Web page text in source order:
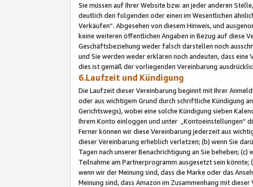
Sie müssen auf Ihrer Website bzw. an jeder anderen
deutlich den folgenden oder einen im Wesentlichen
Verkäufen“. Abgesehen von diesem Hinweis, und
keine weiteren öffentlichen Angaben in Bezug auf diese
Geschäftsbeziehung weder falsch darstellen noch
und Sie werden weder erklären noch andeuten, dass
dies ist gemäß der vorliegenden Vereinbarung
6.Laufzeit und Kündigung
Die Laufzeit dieser Vereinbarung beginnt mit Ihrer
oder aus wichtigem Grund durch schriftliche Kündigung
Gerichtswegs), wobei eine solche Kündigung sieben
Ihrem Konto einloggen und unter „Kontoeinstellungen“
Ferner können wir diese Vereinbarung jederzeit aus
dieser Vereinbarung erheblich verletzen; (b) wenn Sie
Tagen nach unserer Benachrichtigung an Sie beheben;
Teilnahme am Partnerprogramm ausgesetzt sein
wenn wir der Meinung sind, dass die Marke oder das
Meinung sind, dass Amazon im Zusammenhang mit